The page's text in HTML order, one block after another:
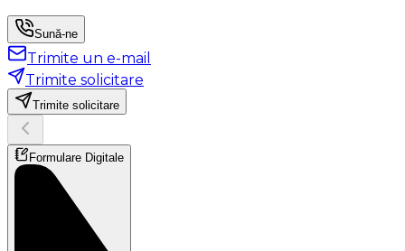
Sună-ne
Trimite un e-mail
Trimite solicitare
Trimite solicitare
Formulare Digitale